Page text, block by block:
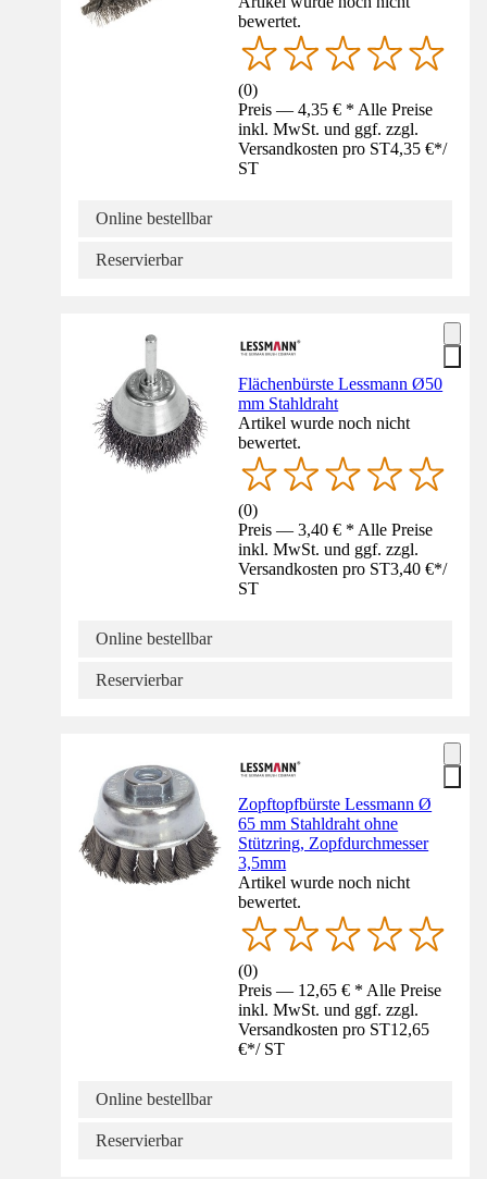
bewertet.
(0)
Preis — 4,35 € * Alle Preise
inkl. MwSt. und ggf. zzgl.
Versandkosten pro ST4,35 €*/
ST
Online bestellbar
Reservierbar
Flächenbürste Lessmann Ø50
mm Stahldraht
Artikel wurde noch nicht
bewertet.
(0)
Preis — 3,40 € * Alle Preise
inkl. MwSt. und ggf. zzgl.
Versandkosten pro ST3,40 €*/
ST
Online bestellbar
Reservierbar
Zopftopfbürste Lessmann Ø
65 mm Stahldraht ohne
Stützring, Zopfdurchmesser
3,5mm
Artikel wurde noch nicht
bewertet.
(0)
Preis — 12,65 € * Alle Preise
inkl. MwSt. und ggf. zzgl.
Versandkosten pro ST12,65
€*/ ST
Online bestellbar
Reservierbar